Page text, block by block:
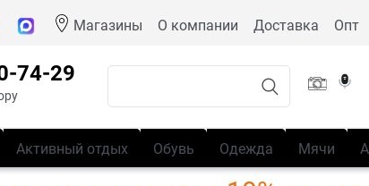
Магазины О компании Доставка Опт
74-29
Активный отдых Обувь Одежда Мячи